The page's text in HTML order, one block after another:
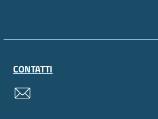
CONTATTI